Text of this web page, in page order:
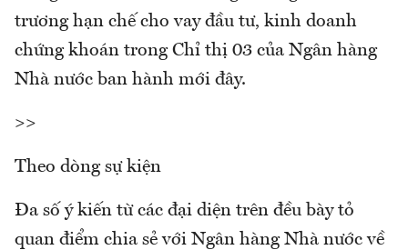
trương hạn chế cho vay đầu tư, kinh doanh
chứng khoán trong Chỉ thị 03 của Ngân hàng
Nhà nước ban hành mới đây.
>>
Theo dòng sự kiện
Đa số ý kiến từ các đại diện trên đều bày tỏ
quan điểm chia sẻ với Ngân hàng Nhà nước về